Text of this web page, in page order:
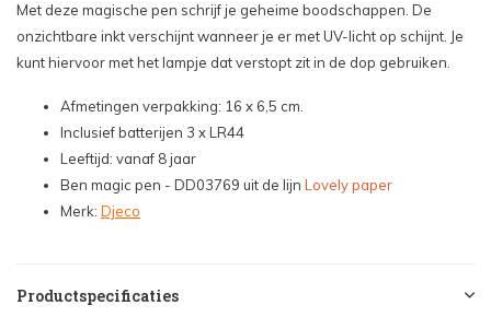
Met deze magische pen schrijf je geheime boodschappen. De
onzichtbare inkt verschijnt wanneer je er met UV-licht op schijnt. Je
kunt hiervoor met het lampje dat verstopt zit in de dop gebruiken.
Afmetingen verpakking: 16 x 6,5 cm.
Inclusief batterijen 3 x LR44
Leeftijd: vanaf 8 jaar
Ben magic pen - DD03769 uit de lijn Lovely paper
Merk: Djeco
Productspecificaties